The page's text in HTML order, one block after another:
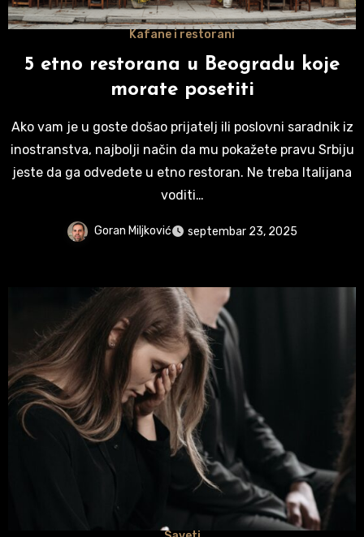
Kafane i restorani
5 etno restorana u Beogradu koje
morate posetiti
Ako vam je u goste došao prijatelj ili poslovni saradnik iz
inostranstva, najbolji način da mu pokažete pravu Srbiju
jeste da ga odvedete u etno restoran. Ne treba Italijana
voditi…
Goran Miljković septembar 23, 2025